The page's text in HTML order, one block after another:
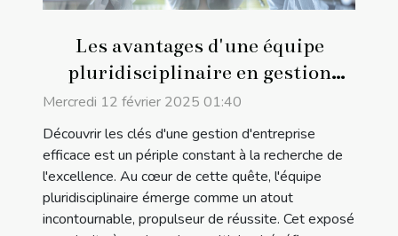
Les avantages d'une équipe
pluridisciplinaire en gestion
d'entreprise
Mercredi 12 février 2025 01:40
Découvrir les clés d'une gestion d'entreprise
efficace est un périple constant à la recherche de
l'excellence. Au cœur de cette quête, l'équipe
pluridisciplinaire émerge comme un atout
incontournable, propulseur de réussite. Cet exposé